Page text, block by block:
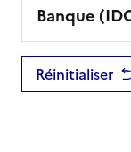
Banque
Réinitialiser